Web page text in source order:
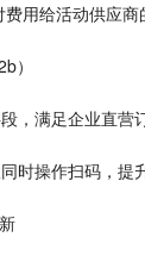
用给活动供应
）
，满足企业直营
时操作扫码，提